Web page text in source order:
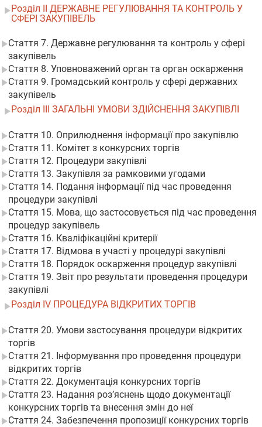
Розділ II ДЕРЖАВНЕ РЕГУЛЮВАННЯ ТА КОНТРОЛЬ У
СФЕРІ ЗАКУПІВЕЛЬ
Стаття 7. Державне регулювання та контроль у сфері
закупівель
Стаття 8. Уповноважений орган та орган оскарження
Стаття 9. Громадський контроль у сфері державних
закупівель
Розділ III ЗАГАЛЬНІ УМОВИ ЗДІЙСНЕННЯ ЗАКУПІВЛІ
Стаття 10. Оприлюднення інформації про закупівлю
Стаття 11. Комітет з конкурсних торгів
Стаття 12. Процедури закупівлі
Стаття 13. Закупівля за рамковими угодами
Стаття 14. Подання інформації під час проведення
процедури закупівлі
Стаття 15. Мова, що застосовується під час проведення
процедур закупівель
Стаття 16. Кваліфікаційні критерії
Стаття 17. Відмова в участі у процедурі закупівлі
Стаття 18. Порядок оскарження процедур закупівлі
Стаття 19. Звіт про результати проведення процедури
закупівлі
Розділ IV ПРОЦЕДУРА ВІДКРИТИХ ТОРГІВ
Стаття 20. Умови застосування процедури відкритих
торгів
Стаття 21. Інформування про проведення процедури
відкритих торгів
Стаття 22. Документація конкурсних торгів
Стаття 23. Надання роз’яснень щодо документації
конкурсних торгів та внесення змін до неї
Стаття 24. Забезпечення пропозиції конкурсних торгів